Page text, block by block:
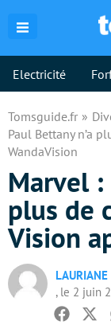
Electricité
Tomsguide.fr
Paul Bettany n’a
WandaVision
Marvel :
plus de
Vision
, le 2 juin